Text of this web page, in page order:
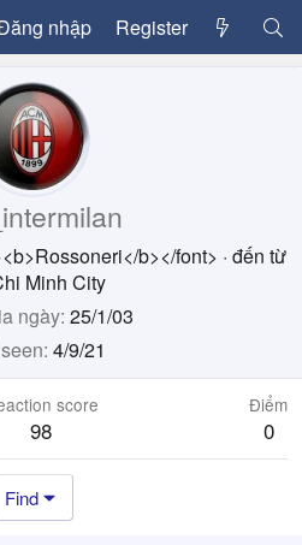
nhập Register
b></font> · đến từ
Minh City
ngày 25/1/03
4/9/21
score
98
Điểm
0
Find